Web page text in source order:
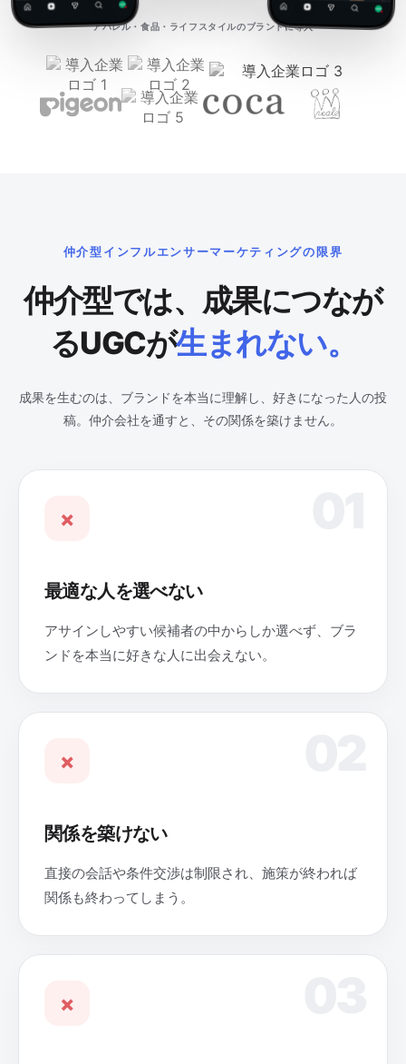
アパレル・食品・ライフスタイルのブランドに導入
仲介型インフルエンサーマーケティングの限界
仲介型では、成果につなが
るUGCが生まれない。
成果を生むのは、ブランドを本当に理解し、好きになった人の投
稿。仲介会社を通すと、その関係を築けません。
×
最適な人を選べない
アサインしやすい候補者の中からしか選べず、ブラ
ンドを本当に好きな人に出会えない。
×
関係を築けない
直接の会話や条件交渉は制限され、施策が終われば
関係も終わってしまう。
×